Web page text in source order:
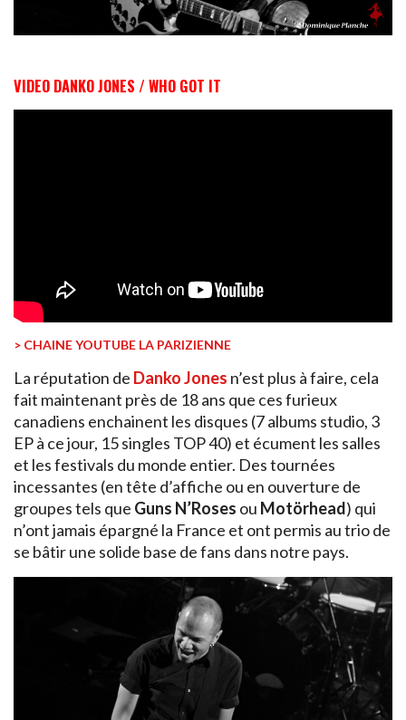
VIDEO DANKO JONES / WHO GOT IT
> CHAINE YOUTUBE LA PARIZIENNE
La réputation de DankoJones n’est plus à faire, cela
fait maintenant près de 18 ans que ces furieux
canadiens enchainent les disques (7 albums studio, 3
EP à ce jour, 15 singles TOP 40) et écument les salles
et les festivals du monde entier. Des tournées
incessantes (en tête d’affiche ou en ouverture de
groupes tels que Guns N’Roses ou Motörhead) qui
n’ont jamais épargné la France et ont permis au trio de
se bâtir une solide base de fans dans notre pays.